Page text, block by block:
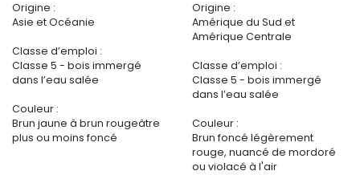
Origine :
Asie et Océanie
Classe d’emploi :
Classe 5 - bois immergé
dans l’eau salée
Couleur :
Brun jaune à brun rougeâtre
plus ou moins foncé
Origine :
Amérique du Sud et
Amérique Centrale
Classe d’emploi :
Classe 5 - bois immergé
dans l’eau salée
Couleur :
Brun foncé légèrement
rouge, nuancé de mordoré
ou violacé à l'air